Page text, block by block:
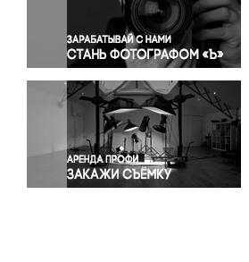
Правосудие
Происшествия и конфликты
Религия
Светская жизнь
Спорт
Экология
Экономика и бизнес